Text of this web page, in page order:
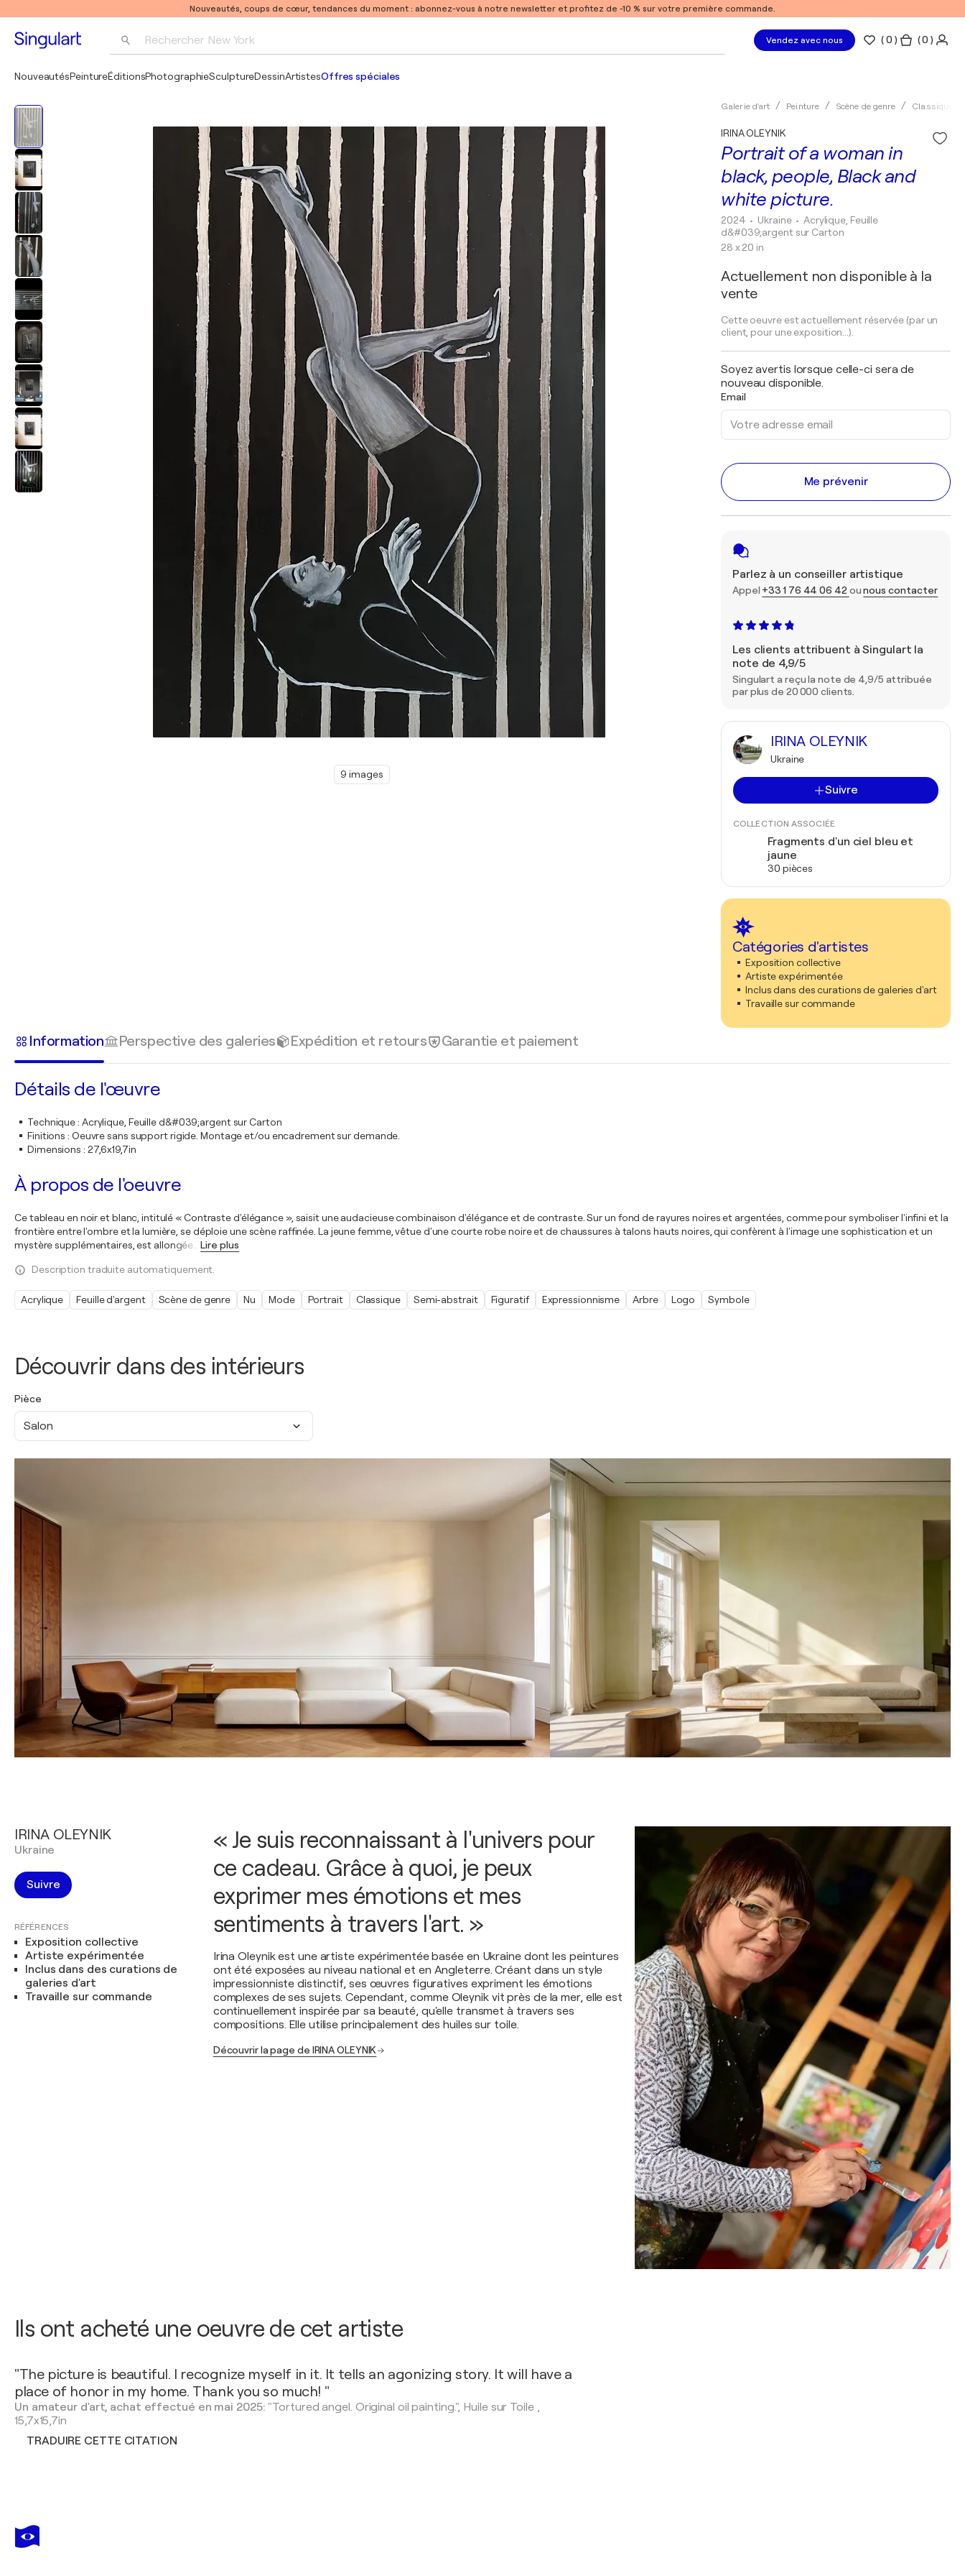
Nouveautés, coups de cœur, tendances du moment : abonnez-vous à notre newsletter et profitez de -10 % sur votre première commande.
Rechercher New York
Pablo Picasso
Vendez avec nous (0 ) ( 0 )
NouveautésPeintureÉditionsPhotographieSculptureDessinArtistesOffres spéciales
9 images
Galerie d'art Peinture Scène de genre Classique
Portrait of a woman in
black, people, Black and
white picture.
IRINA OLEYNIK
2024 • Ukraine • Acrylique, Feuille
d&#039;argent sur Carton
28 x 20 in
Actuellement non disponible à la
vente
Cette oeuvre est actuellement réservée (par un
client, pour une exposition...).
Soyez avertis lorsque celle-ci sera de
nouveau disponible.
Email
Me prévenir
Parlez à un conseiller artistique
Appel +33 1 76 44 06 42 ounous contacter
Les clients attribuent à Singulart la
note de 4,9/5
Singulart a reçu la note de 4,9/5 attribuée
par plus de 20 000 clients.
IRINA OLEYNIK
Ukraine
Suivre
COLLECTION ASSOCIÉE
Fragments d'un ciel bleu et
jaune
30 pièces
Catégories d'artistes
Exposition collective
Artiste expérimentée
Inclus dans des curations de galeries d'art
Travaille sur commande
Découvrir dans des intérieurs
Pièce
Salon
Information Perspective des galeries Expédition et retours Garantie et paiement
Détails de l'œuvre
Technique: Acrylique, Feuille d&#039;argent sur Carton
Finitions : Oeuvre sans support rigide. Montage et/ou encadrement sur demande.
Dimensions : 27,6x19,7in
À propos de l'oeuvre
Ce tableau en noir et blanc, intitulé « Contraste d'élégance », saisit une audacieuse combinaison d'élégance et de contraste. Sur un fond de rayures noires et argentées, comme pour symboliser l'infini et la
frontière entre l'ombre et la lumière, se déploie une scène raffinée. La jeune femme, vêtue d'une courte robe noire et de chaussures à talons hauts noires, qui confèrent à l'image une sophistication et un
mystère supplémentaires, est allongée
Lire plus
Description traduite automatiquement.
Acrylique Feuille d'argent Scène de genre Nu Mode Portrait Classique Semi-abstrait Figuratif Expressionnisme Arbre Logo Symbole
IRINA OLEYNIK
Ukraine
Suivre
RÉFÉRENCES
Exposition collective
Artiste expérimentée
Inclus dans des curations de
galeries d'art
Travaille sur commande
« Je suis reconnaissant à l'univers pour
ce cadeau. Grâce à quoi, je peux
exprimer mes émotions et mes
sentiments à travers l'art. »
Irina Oleynik est une artiste expérimentée basée en Ukraine dont les peintures
ont été exposées au niveau national et en Angleterre. Créant dans un style
impressionniste distinctif, ses œuvres figuratives expriment les émotions
complexes de ses sujets. Cependant, comme Oleynik vit près de la mer, elle est
continuellement inspirée par sa beauté, qu'elle transmet à travers ses
compositions. Elle utilise principalement des huiles sur toile.
Découvrir la page de IRINA OLEYNIK
Ils ont acheté une oeuvre de cet artiste
"The picture is beautiful. I recognize myself in it. It tells an agonizing story. It will have a
place of honor in my home. Thank you so much! "
Un amateur d'art, achat effectué en mai 2025: "Tortured angel. Original oil painting.", Huile sur Toile,
15,7x15,7in
TRADUIRE CETTE CITATION